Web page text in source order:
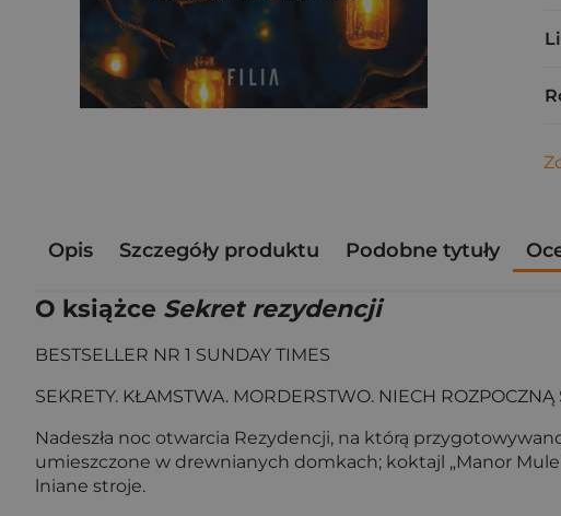
Opis Szczegóły produktu Podobne tytuły
O książce Sekret rezydencji
BESTSELLER NR 1 SUNDAY TIMES
SEKRETY. KŁAMSTWA. MORDERSTWO. NIECH ROZPOCZNĄ
Nadeszła noc otwarcia Rezydencji, na którą
umieszczone w drewnianych domkach; koktajl „Manor
lniane stroje.